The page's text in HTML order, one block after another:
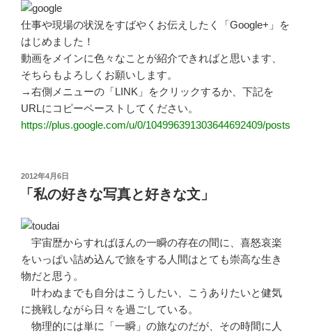
仕事や現場の状況をすばやくお伝えしたく「Google+」を
はじめました！
動画をメインに色々なことが紹介できればと思います、
そちらもよろしくお願いします。
→右側メニューの「LINK」をクリックするか、下記を
URLにコピーペーストしてください。
https://plus.google.com/u/0/104996391303644692409/posts
投
2012年4月6日
「私の好きな写真と好きな文」
宇宙歴からすればほんの一瞬の存在の間に、喜怒哀楽
をいっぱい詰め込んで旅をする人間はとても崇高な生き
物だと思う。
叶わぬまでも自分はこうしたい、こうありたいと健気
に挑戦しながら日々を過ごしている。
物理的には単に「一瞬」の旅なのだが、その時間に人